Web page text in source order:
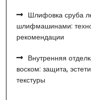
Шлифовка сруба
шлифмашинами:
рекомендации
Внутренняя
воском: защита,
текстуры